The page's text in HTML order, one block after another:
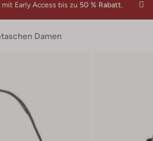
Early Access bis zu 50 % Rabatt.
Damen